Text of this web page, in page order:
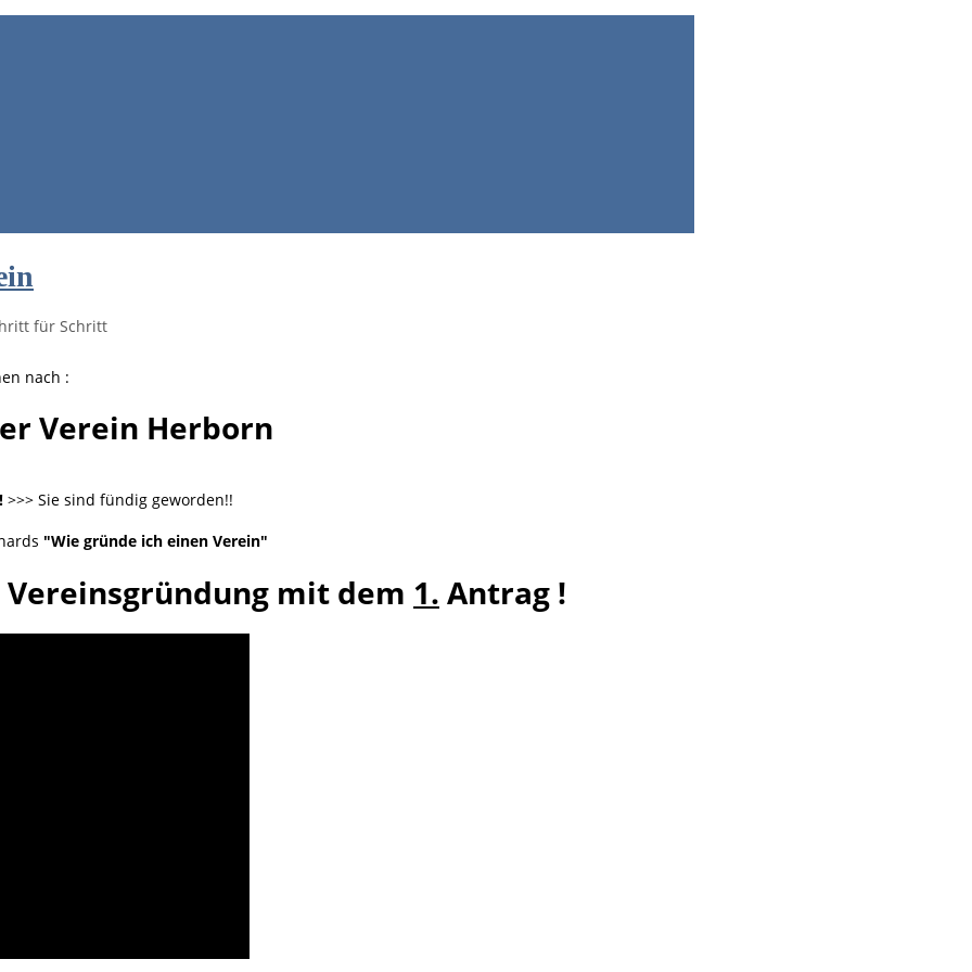
für Schritt
nach :
Verein Herborn
>>> Sie sind fündig geworden!!
"Wie gründe ich einen Verein"
Vereinsgründung mit dem 1. Antrag !